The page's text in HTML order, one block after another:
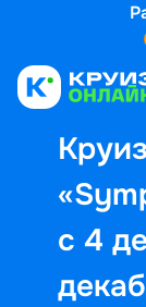
с 4